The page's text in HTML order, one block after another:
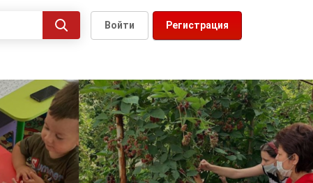
Регистрация
Войти